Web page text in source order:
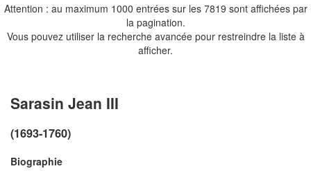
Attention : au maximum 1000 entrées sur les 7819 sont affichées par
la pagination.
Vous pouvez utiliser la recherche avancée pour restreindre la liste à
afficher.
Sarasin Jean III
(1693-1760)
Biographie